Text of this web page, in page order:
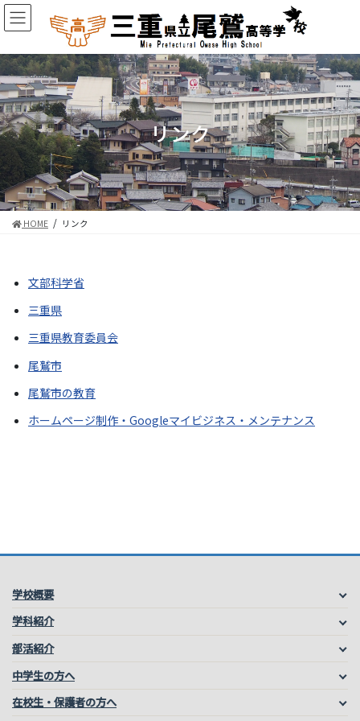
コ
ン
ン
ツ
に
移
動
ナ
ビ
ー
シ
ョ
ン
に
移
動
リンク
HOME リンク
文部科学省
三重県
三重県教育委員会
尾鷲市
尾鷲市の教育
ホームページ制作・Googleマイビジネス・メンテナンス
学校概要
学科紹介
部活紹介
中学生の方へ
在校生・保護者の方へ